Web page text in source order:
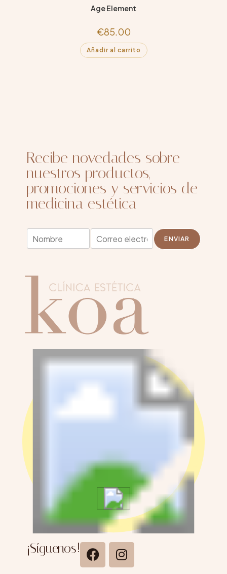
Age Element
€85.00
Añadir al carrito
Recibe novedades sobre
nuestros productos,
promociones y servicios de
medicina estética
N
m
e
N
r
E
m
ENVIAR
¡Síguenos!